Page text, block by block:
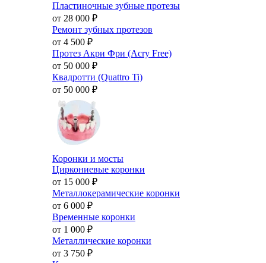
Пластиночные зубные протезы
от 28 000 ₽
Ремонт зубных протезов
от 4 500 ₽
Протез Акри Фри (Acry Free)
от 50 000 ₽
Квадротти (Quattro Ti)
от 50 000 ₽
Коронки и мосты
Циркониевые коронки
от 15 000 ₽
Металлокерамические коронки
от 6 000 ₽
Временные коронки
от 1 000 ₽
Металлические коронки
от 3 750 ₽